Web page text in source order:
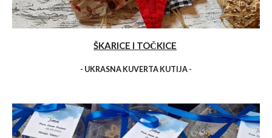
ŠKARICE I TOČKICE
- UKRASNA KUVERTA KUTIJA -